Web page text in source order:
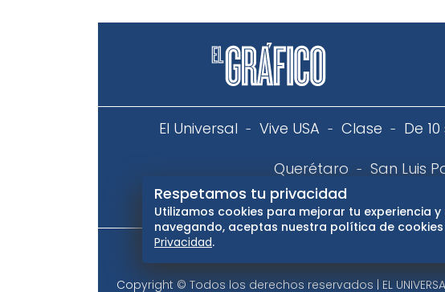
El Universal Vive USA Clase De
Querétaro
San Luis
Aviso de privacidad
Copyright © Todos los derechos reservados | EL
Respetamos tu privacidad
Utilizamos cookies para mejorar tu experiencia
navegando, aceptas nuestra política de
Privacidad.